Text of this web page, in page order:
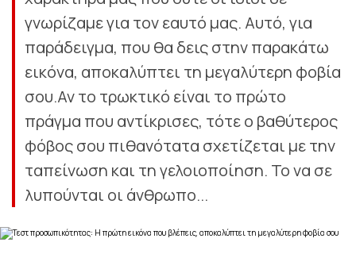
γνωρίζαμε για τον εαυτό μας. Αυτό, για
παράδειγμα, που θα δεις στην παρακάτω
εικόνα, αποκαλύπτει τη μεγαλύτερη φοβία
σου.Αν το τρωκτικό είναι το πρώτο
πράγμα που αντίκρισες, τότε ο βαθύτερος
φόβος σου πιθανότατα σχετίζεται με την
ταπείνωση και τη γελοιοποίηση. Το να σε
λυπούνται οι άνθρωπο...